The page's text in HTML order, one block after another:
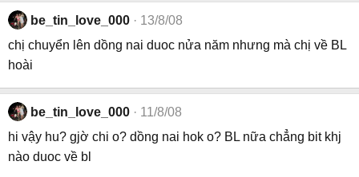
be_tin_love_000
13/8/08
chị chuyển lên dồng nai duoc nửa năm nhưng mà chị về BL
hoài
be_tin_love_000
11/8/08
hi vậy hu? gjờ chi o? dồng nai hok o? BL nữa chẳng bit khj
nào duoc về bl